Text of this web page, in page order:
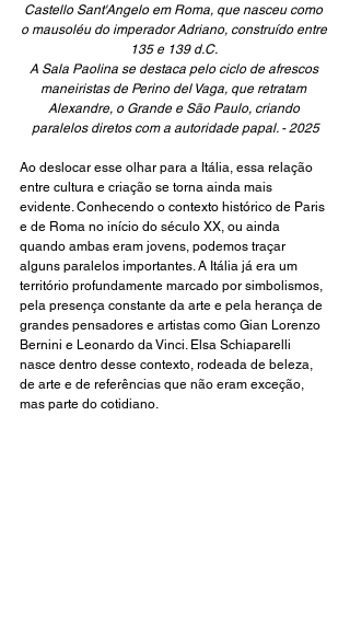
Castello Sant'Angelo em Roma, que nasceu como
o mausoléu do imperador Adriano, construído entre
135 e 139 d.C.
A Sala Paolina se destaca pelo ciclo de afrescos
maneiristas de Perino del Vaga, que retratam
Alexandre, o Grande e São Paulo, criando
paralelos diretos com a autoridade papal. - 2025
Ao deslocar esse olhar para a Itália, essa relação
entre cultura e criação se torna ainda mais
evidente. Conhecendo o contexto histórico de Paris
e de Roma no início do século XX, ou ainda
quando ambas eram jovens, podemos traçar
alguns paralelos importantes. A Itália já era um
território profundamente marcado por simbolismos,
pela presença constante da arte e pela herança de
grandes pensadores e artistas como Gian Lorenzo
Bernini e Leonardo da Vinci. Elsa Schiaparelli
nasce dentro desse contexto, rodeada de beleza,
de arte e de referências que não eram exceção,
mas parte do cotidiano.